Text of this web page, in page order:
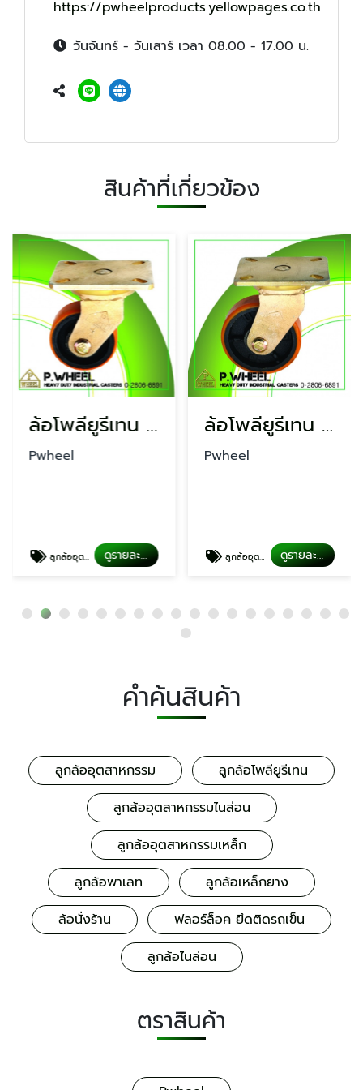
https://pwheelproducts.yellowpages.co.th
วันจันทร์ - วันเสาร์ เวลา 08.00 - 17.00 น.
สินค้าที่เกี่ยวข้อง
ล้อโพลียูรีเทน สีส้ม 4 นิ้ว
Pwheel
ลูกล้ออุตสาหกรรม ดูรายละเอียด
ล้อโพลียูรีเทน 5 นิ้ว
Pwheel
ลูกล้ออุตสาหกรรม ดูรายละเอียด
คำค้นสินค้า
ลูกล้ออุตสาหกรรม
ลูกล้อโพลียูรีเทน
ลูกล้ออุตสาหกรรมไนล่อน
ลูกล้ออุตสาหกรรมเหล็ก
ลูกล้อพาเลท
ลูกล้อเหล็กยาง
ล้อนั่งร้าน
ฟลอร์ล็อค ยึดติดรถเข็น
ลูกล้อไนล่อน
ตราสินค้า